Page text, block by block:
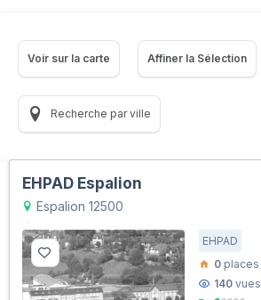
Voir sur la carte Affiner la Sélection
Recherche par ville
EHPAD Espalion
Espalion 12500
EHPAD
0 places
140 vues